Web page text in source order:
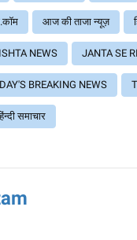
आज की ताजा न्यूज़
NEWS JANTA SE
BREAKING NEWS
समाचार